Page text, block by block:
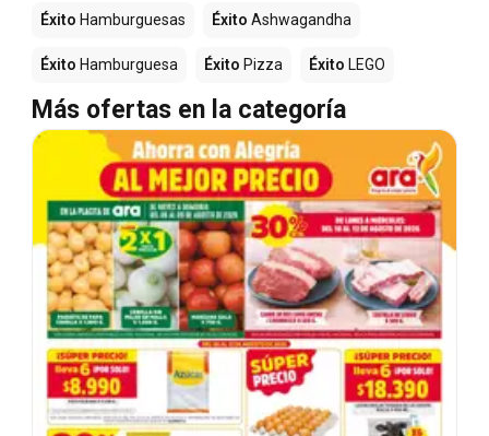
Éxito Hamburguesas Éxito Ashwagandha
Éxito Hamburguesa Éxito Pizza Éxito LEGO
Más ofertas en la categoría